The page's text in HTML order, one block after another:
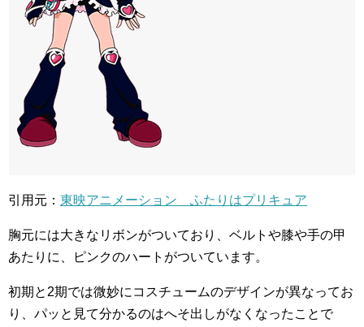
引用元： 東映アニメーション ふたりはプリキュア
胸元には大きなリボンがついており、ベルトや膝や手の甲
あたりに、ピンクのハートがついています。
初期と2期では微妙にコスチュームのデザインが異なってお
り、パッと見て分かるのはへそ出しがなくなったことで